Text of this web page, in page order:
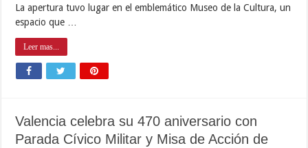
La apertura tuvo lugar en el emblemático Museo de la Cultura, un
espacio que …
Leer mas...
Valencia celebra su 470 aniversario con
Parada Cívico Militar y Misa de Acción de